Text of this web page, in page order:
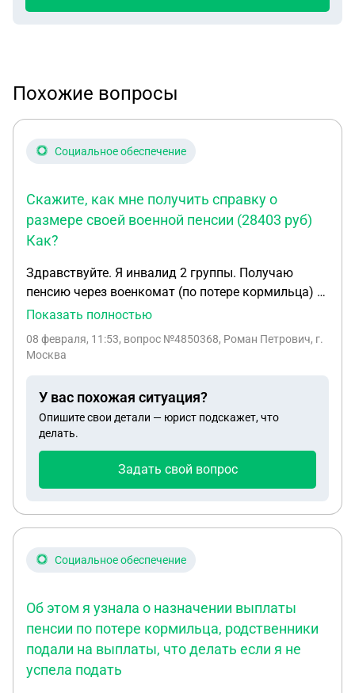
Похожие вопросы
Социальное обеспечение
Скажите, как мне получить справку о
размере своей военной пенсии (28403 руб)
Как?
Здравствуйте. Я инвалид 2 группы. Получаю
пенсию через военкомат (по потере кормильца) и
ЕДВ от пенсионного фонда тоже получаю. Мне
электронном виде. Я пробовал получить её на
Скажите , как мне получить справку о размере
своей военной пенсии (28403 руб) Как ?
Показать полностью
08 февраля, 11:53, вопрос №4850368, Роман Петрович, г.
Москва
У вас похожая ситуация?
Опишите свои детали — юрист подскажет, что
делать.
Задать свой вопрос
Социальное обеспечение
Об этом я узнала о назначении выплаты
пенсии по потере кормильца, родственники
подали на выплаты, что делать если я не
успела подать